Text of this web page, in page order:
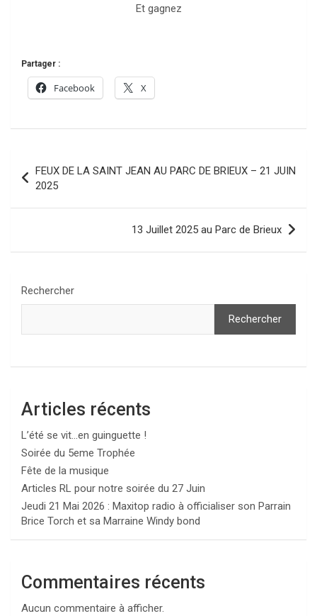
Et gagnez
Partager :
Facebook X
de
l’article
FEUX DE LA SAINT JEAN AU PARC DE BRIEUX – 21 JUIN
2025
13 Juillet 2025 au Parc de Brieux
Rechercher
Rechercher
Articles récents
L’été se vit…en guinguette !
Soirée du 5eme Trophée
Fête de la musique
Articles RL pour notre soirée du 27 Juin
Jeudi 21 Mai 2026 : Maxitop radio à officialiser son Parrain
Brice Torch et sa Marraine Windy bond
Commentaires récents
Aucun commentaire à afficher.